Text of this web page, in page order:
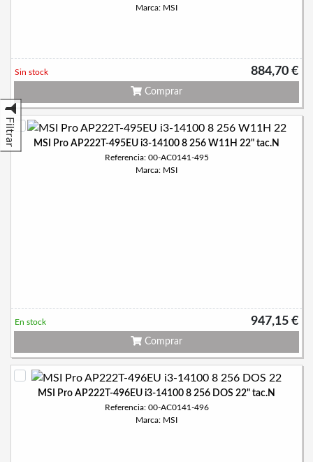
Filtrar
Marca: MSI
884,70 €
Sin stock
Comprar
MSI Pro AP222T-495EU i3-14100 8 256 W11H 22" tac.N
Referencia: 00-AC0141-495
Marca: MSI
947,15 €
En stock
Comprar
MSI Pro AP222T-496EU i3-14100 8 256 DOS 22" tac.N
Referencia: 00-AC0141-496
Marca: MSI